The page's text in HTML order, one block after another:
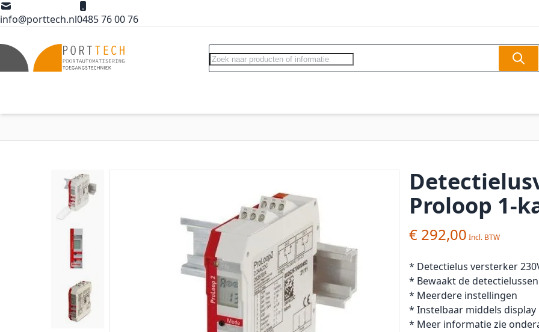
Ga naar de inhoud
info@porttech.nl0485 76 00 76
Search Search
Proloop 1-
€ 292,00
* Detectielus versterker
* Bewaakt de detectielussen
* Meerdere instellingen
* Instelbaar middels display
* Meer informatie zie